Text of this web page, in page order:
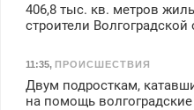
406,8 тыс. кв. метров
строители Волгоградской
11:35, ПРОИСШЕСТВИЯ
Двум подросткам,
на помощь волгоградские